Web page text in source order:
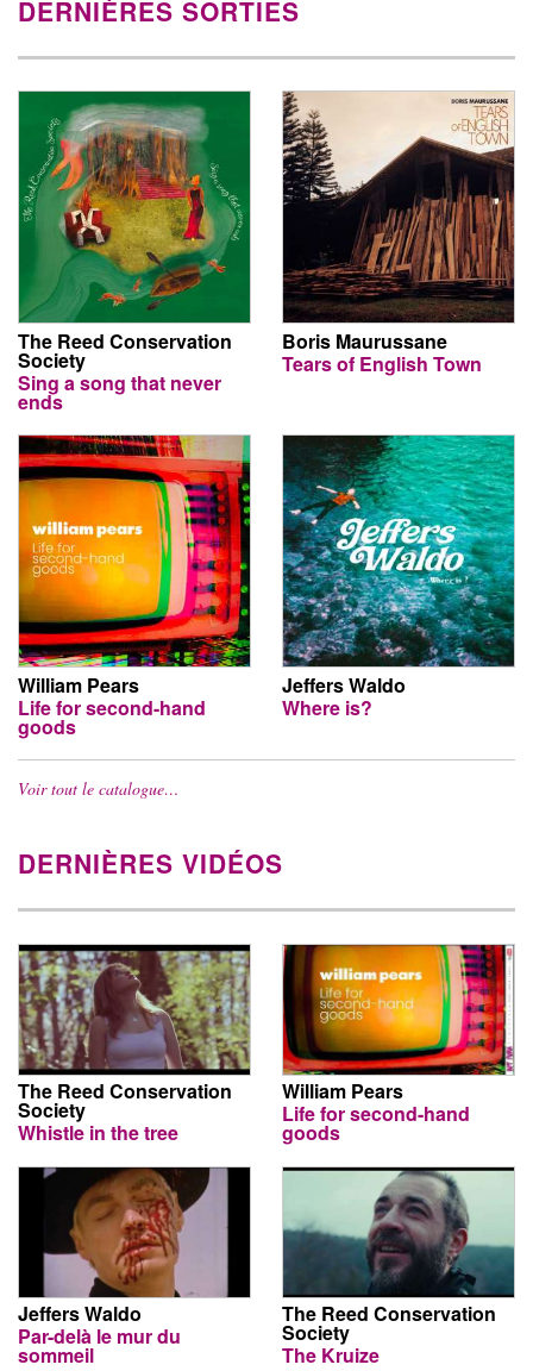
DERNIÈRES SORTIES
The Reed Conservation
Society
Sing a song that never
ends
Boris Maurussane
Tears of English Town
William Pears
Life for second-hand
goods
Jeffers Waldo
Where is?
Voir tout le catalogue…
DERNIÈRES VIDÉOS
The Reed Conservation
Society
Whistle in the tree
William Pears
Life for second-hand
goods
Jeffers Waldo
Par-delà le mur du
sommeil
The Reed Conservation
Society
The Kruize